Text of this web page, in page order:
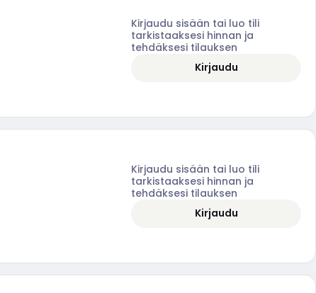
Kirjaudu sisään tai luo tili
tarkistaaksesi hinnan ja
tehdäksesi tilauksen
Kirjaudu
Kirjaudu sisään tai luo tili
tarkistaaksesi hinnan ja
tehdäksesi tilauksen
Kirjaudu